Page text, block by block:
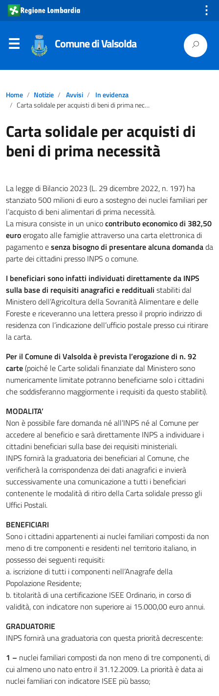
⋮
Comune di Valsolda
Home Notizie Avvisi
In evidenza
Carta solidale per acquisti di beni di prima necessità
Carta solidale per acquisti di
beni di prima necessità
La legge di Bilancio 2023 (L. 29 dicembre 2022, n. 197) ha
stanziato 500 milioni di euro a sostegno dei nuclei familiari per
l’acquisto di beni alimentari di prima necessità.
La misura consiste in un unicocontributo economico di 382,50
euroerogato alle famiglie attraverso una carta elettronica di
pagamento esenza bisogno di presentare alcuna domandada
parte dei cittadini presso INPS o comune.
I beneficiari sono infatti individuati direttamente da INPS
sulla base di requisiti anagrafici e reddituali stabiliti dal
Ministero dell’Agricoltura della Sovranità Alimentare e delle
Foreste e riceveranno una lettera presso il proprio indirizzo di
residenza con l’indicazione dell’ufficio postale presso cui ritirare
la carta.
Per il Comune di Valsolda è prevista l’erogazione di n. 92
carte(poiché le Carte solidali finanziate dal Ministero sono
numericamente limitate potranno beneficiarne solo i cittadini
che soddisferanno maggiormente i requisiti da questo stabiliti).
MODALITA’
Non è possibile fare domanda né all’INPS né al Comune per
accedere al beneficio e sarà direttamente INPS a individuare i
cittadini beneficiari sulla base dei requisiti ministeriali.
INPS fornirà la graduatoria dei beneficiari al Comune, che
verificherà la corrispondenza dei dati anagrafici e invierà
successivamente una comunicazione a tutti i beneficiari
contenente le modalità di ritiro della Carta solidale presso gli
Uffici Postali.
BENEFICIARI
Sono i cittadini appartenenti ai nuclei familiari composti da non
meno di tre componenti e residenti nel territorio italiano, in
possesso dei seguenti requisiti:
a. iscrizione di tutti i componenti nell’Anagrafe della
Popolazione Residente;
b. titolarità di una certificazione ISEE Ordinario, in corso di
validità, con indicatore non superiore ai 15.000,00 euro annui.
GRADUATORIE
INPS fornirà una graduatoria con questa priorità decrescente:
1 – nuclei familiari composti da non meno di tre componenti, di
cui almeno uno nato entro il 31.12.2009. La priorità è data ai
nuclei familiari con indicatore ISEE più basso;